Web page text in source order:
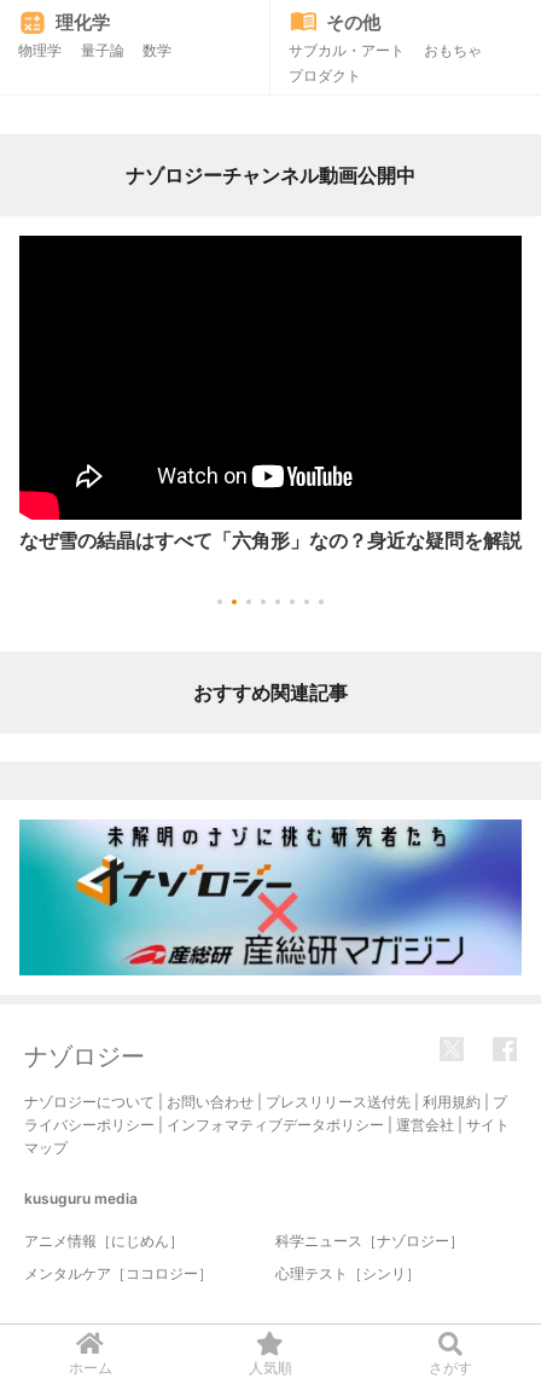
ホーム 人気順 さがす
理化学
物理学 量子論 数学
その他
サブカル・アート
おもちゃ
プロダクト
ナゾロジーチャンネル動画公開中
なぜ雪の結晶はすべて「六角形」なの？身近な疑問を解説
おすすめ関連記事
ナゾロジー
ナゾロジーについて お問い合わせ プレスリリース送付先 利用規約
プ
ライバシーポリシー
インフォマティブデータポリシー 運営会社
サイト
マップ
kusuguru media
アニメ情報［にじめん］
科学ニュース［ナゾロジー］
メンタルケア［ココロジー］
心理テスト［シンリ］
© 2017-2026 nazology. all rights reserved.